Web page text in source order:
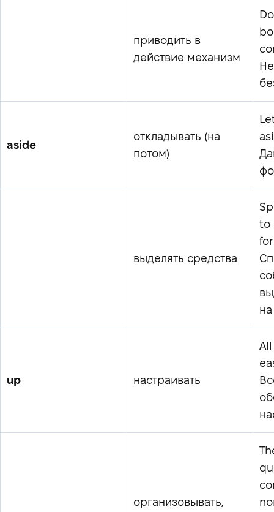
приводить в
действие механизм
aside
откладывать (на
потом)
выделять средства
to
up настраивать
организовывать,